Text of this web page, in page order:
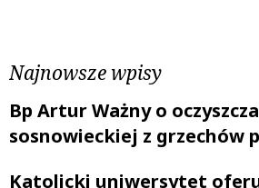
Najnowsze wpisy
Bp Artur Ważny o
sosnowieckiej z grzechów
Katolicki uniwersytet